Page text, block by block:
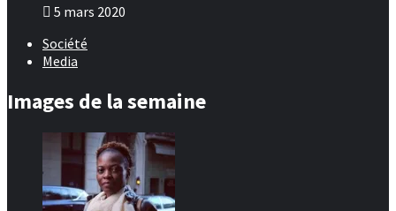
5 mars 2020
Société
Media
Images de la semaine